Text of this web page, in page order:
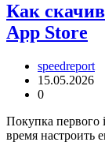
Как
App Store
speedreport
15.05.2026
0
Покупка первого
время настроить